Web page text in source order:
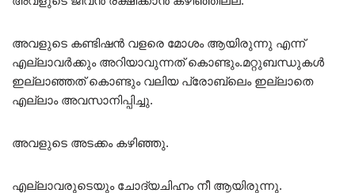
അവളുടെ കണ്ടിഷൻ വളരെ മോശം ആയിരുന്നു എന്ന്
എല്ലാവർക്കും അറിയാവുന്നത് കൊണ്ടും.മറ്റുബന്ധുകൾ
ഇല്ലാഞ്ഞത് കൊണ്ടും വലിയ പ്രോബ്ലെം ഇല്ലാതെ
എല്ലാം അവസാനിപ്പിച്ചു.
അവളുടെ അടക്കം കഴിഞ്ഞു.
എല്ലാവരുടെയും ചോദ്യചിഹ്നം നീ ആയിരുന്നു.